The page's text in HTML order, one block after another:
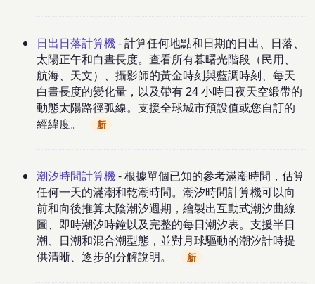
日出日落計算機- 計算任何地點和日期的日出、日落、
太陽正午和白晝長度。查看所有暮曙光階段（民用、
航海、天文）、攝影師的黃金時刻與藍調時刻、每天
白晝長度的變化量，以及帶有 24 小時日夜天空緞帶的
動態太陽路徑弧線。支援全球城市預設值或您自訂的
經緯度。
新
潮汐時間計算機- 根據單個已知的參考滿潮時間，估算
任何一天的滿潮和乾潮時間。潮汐時間計算機可以向
前和向後推算太陰潮汐週期，繪製出互動式潮汐曲線
圖、即時潮汐時鐘以及完整的每日潮汐表。支援半日
潮、日潮和混合潮型態，並對月球驅動的潮汐計時提
供清晰、逐步的分解說明。
新